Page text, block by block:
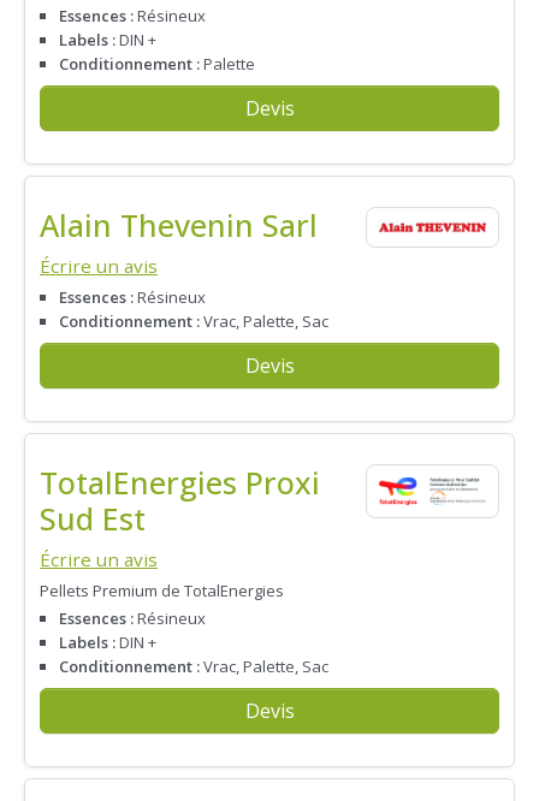
Essences :Résineux
Labels :DIN +
Conditionnement :Palette
Devis
Alain Thevenin Sarl
Écrire un avis
Essences :Résineux
Conditionnement :Vrac, Palette, Sac
Devis
TotalEnergies Proxi
Sud Est
Écrire un avis
Pellets Premium de TotalEnergies
Essences :Résineux
Labels :DIN +
Conditionnement :Vrac, Palette, Sac
Devis